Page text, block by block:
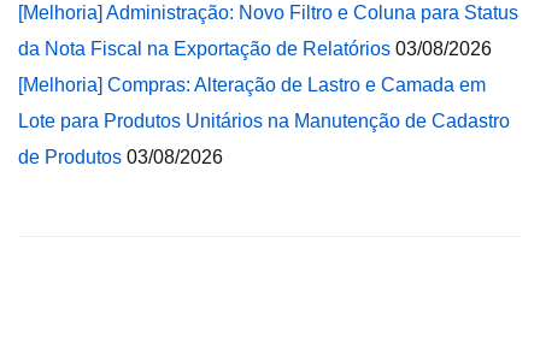
[Melhoria] Administração: Novo Filtro e Coluna para Status
da Nota Fiscal na Exportação de Relatórios 03/08/2026
[Melhoria] Compras: Alteração de Lastro e Camada em
Lote para Produtos Unitários na Manutenção de Cadastro
de Produtos 03/08/2026